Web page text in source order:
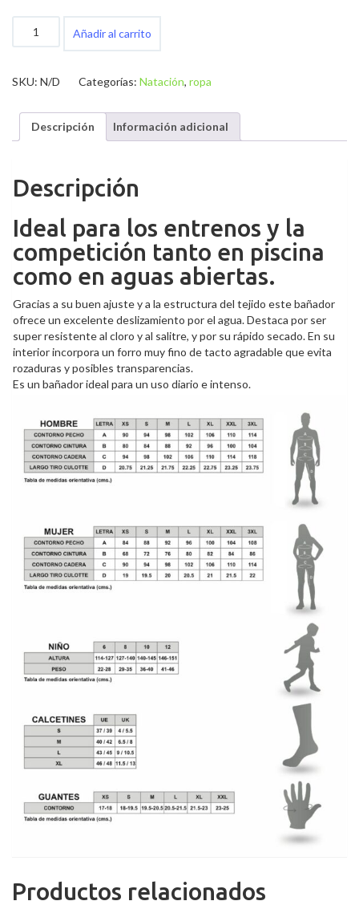
Natación
Añadir al carrito
SKU: N/D Categorías: Natación, ropa
Descripción Información adicional
Descripción
Ideal para los entrenos y la
competición tanto en piscina
como en aguas abiertas.
Gracias a su buen ajuste y a la estructura del tejido este bañador
ofrece un excelente deslizamiento por el agua. Destaca por ser
super resistente al cloro y al salitre, y por su rápido secado. En su
interior incorpora un forro muy fino de tacto agradable que evita
rozaduras y posibles transparencias.
Es un bañador ideal para un uso diario e intenso.
Productos relacionados